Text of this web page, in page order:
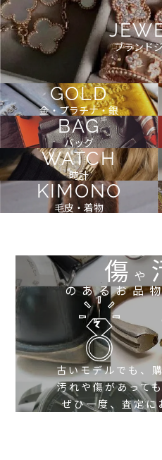
ブランド
GOLD
金・プラチナ・銀
BAG
バッグ
WATCH
時計
KIMONO
毛皮・着物
傷や
のあるお品
古いモデルでも、
汚れや傷があって
ぜひ一度、査定